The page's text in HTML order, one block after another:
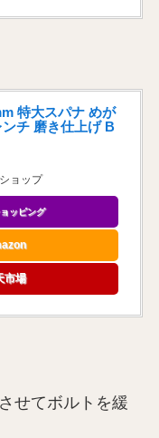
特大スパナ めが
チ 磨き仕上げ B
ョップ
ッピング
市場
せてボルトを緩